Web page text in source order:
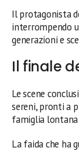
Il protagonista
interrompendo
generazioni e
Il finale
Le scene
sereni, pronti a
famiglia lontana
La faida che ha